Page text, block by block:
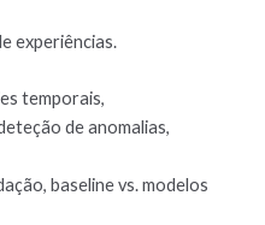
experiências.
temporais,
de anomalias,
baseline vs. modelos